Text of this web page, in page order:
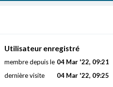
Utilisateur enregistré
membre depuis le 04 Mar '22, 09:21
dernière visite
04 Mar '22, 09:25